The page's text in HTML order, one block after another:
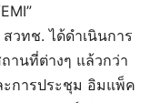
วทช. ได้ดำเนินการ
านที่ต่างๆ แล้วกว่า
ะการประชุม อิมแพ็ค